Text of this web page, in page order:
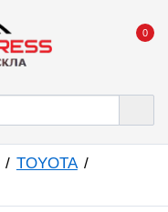
0
TOYOTA